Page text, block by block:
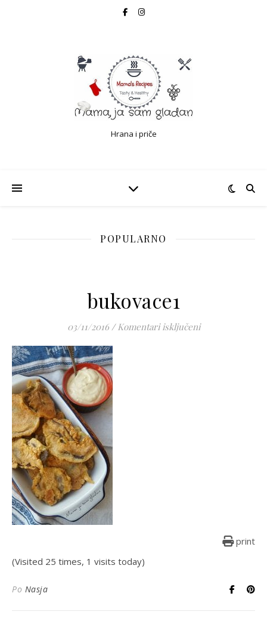
Hrana i priče
POPULARNO
bukovace1
03/11/2016 / Komentari isključeniza bukovace1
print
(Visited 25 times, 1 visits today)
Po Nasja